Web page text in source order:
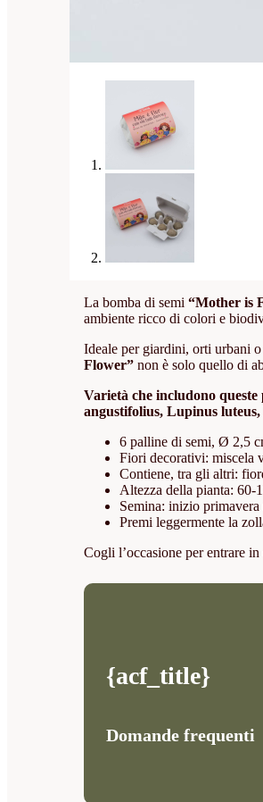
La bomba di semi“Mother is
ambiente ricco di colori e
Ideale per giardini, orti urbani
Flower” non è solo quello di
Varietà che includono queste
angustifolius, Lupinus
6 palline di semi, Ø 2,5
Fiori decorativi: miscela
Contiene, tra gli altri:
Altezza della pianta: 60-
Semina: inizio
Premi leggermente la
Cogli l’occasione per entrare
{acf_title}
Domande frequenti